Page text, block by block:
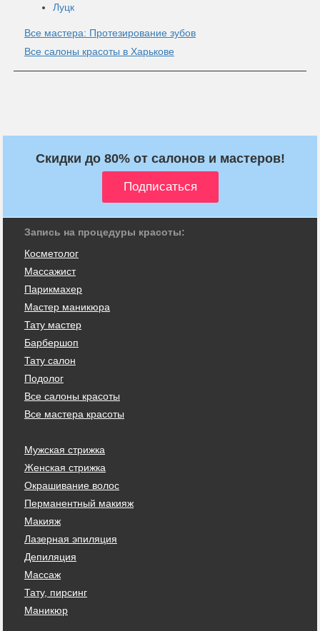
Луцк
Все мастера: Протезирование зубов
Все салоны красоты в Харькове
Скидки до 80% от салонов и мастеров!
Запись на процедуры красоты:
Косметолог
Массажист
Парикмахер
Мастер маникюра
Тату мастер
Барбершоп
Тату салон
Подолог
Все салоны красоты
Все мастера красоты
Мужская стрижка
Женская стрижка
Окрашивание волос
Перманентный макияж
Макияж
Лазерная эпиляция
Депиляция
Массаж
Тату, пирсинг
Маникюр